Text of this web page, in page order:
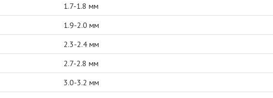
1.7-1.8 мм
1.9-2.0 мм
2.3-2.4 мм
2.7-2.8 мм
3.0-3.2 мм